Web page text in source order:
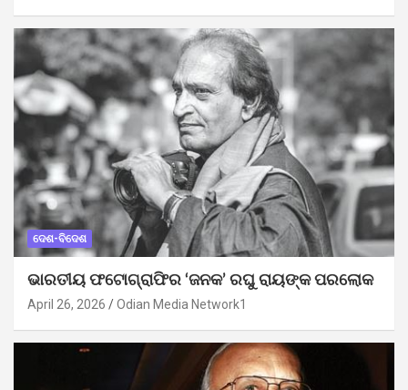
ଦେଶ-ବିଦେଶ
ଭାରତୀୟ ଫଟୋଗ୍ରାଫିର ‘ଜନକ’ ରଘୁ ରାୟଙ୍କ ପରଲୋକ
April 26, 2026 Odian Media Network1